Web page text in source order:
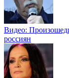
Видео:
россиян